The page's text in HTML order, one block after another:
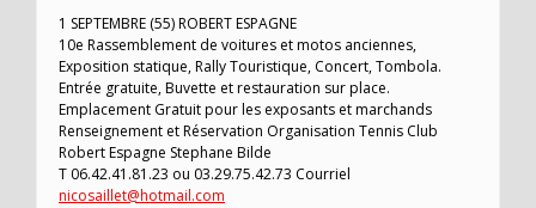
1 SEPTEMBRE (55) ROBERT ESPAGNE
10e Rassemblement de voitures et motos anciennes,
Exposition statique, Rally Touristique, Concert, Tombola.
Entrée gratuite, Buvette et restauration sur place.
Emplacement Gratuit pour les exposants et marchands
Renseignement et Réservation Organisation Tennis Club
Robert Espagne Stephane Bilde
T 06.42.41.81.23 ou 03.29.75.42.73 Courriel
nicosaillet@hotmail.com